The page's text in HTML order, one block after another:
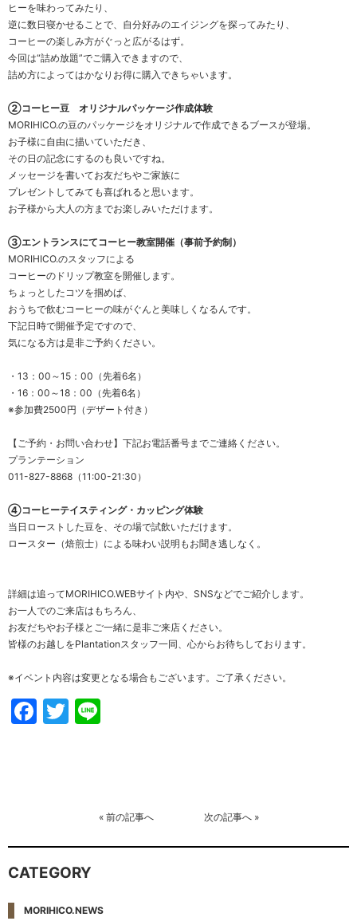
ヒーを味わってみたり、
逆に数日寝かせることで、自分好みのエイジングを探ってみたり、
コーヒーの楽しみ方がぐっと広がるはず。
今回は“詰め放題”でご購入できますので、
詰め方によってはかなりお得に購入できちゃいます。
②コーヒー豆 オリジナルパッケージ作成体験
MORIHICO.の豆のパッケージをオリジナルで作成できるブースが登場。
お子様に自由に描いていただき、
その日の記念にするのも良いですね。
メッセージを書いてお友だちやご家族に
プレゼントしてみても喜ばれると思います。
お子様から大人の方までお楽しみいただけます。
③エントランスにてコーヒー教室開催（事前予約制）
MORIHICO.のスタッフによる
コーヒーのドリップ教室を開催します。
ちょっとしたコツを掴めば、
おうちで飲むコーヒーの味がぐんと美味しくなるんです。
下記日時で開催予定ですので、
気になる方は是非ご予約ください。
・13：00～15：00（先着6名）
・16：00～18：00（先着6名）
※参加費2500円（デザート付き）
【ご予約・お問い合わせ】下記お電話番号までご連絡ください。
プランテーション
011-827-8868（11:00-21:30）
④コーヒーテイスティング・カッピング体験
当日ローストした豆を、その場で試飲いただけます。
ロースター（焙煎士）による味わい説明もお聞き逃しなく。
詳細は追ってMORIHICO.WEBサイト内や、SNSなどでご紹介します。
お一人でのご来店はもちろん、
お友だちやお子様とご一緒に是非ご来店ください。
皆様のお越しをPlantationスタッフ一同、心からお待ちしております。
※イベント内容は変更となる場合もございます。ご了承ください。
Facebook
Twitter
« 前の記事へ 次の記事へ»
CATEGORY
MORIHICO.NEWS